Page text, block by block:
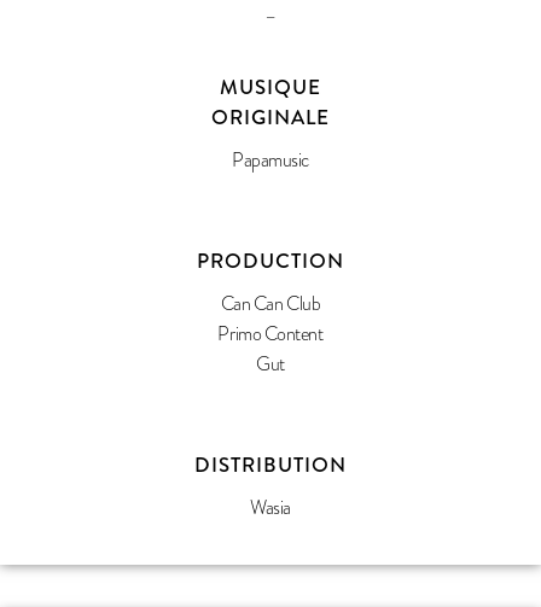
–
MUSIQUE
ORIGINALE
Papamusic
PRODUCTION
Can Can Club
Primo Content
Gut
DISTRIBUTION
Wasia